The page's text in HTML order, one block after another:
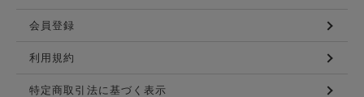
会員登録
利用規約
特定商取引法に基づく表示